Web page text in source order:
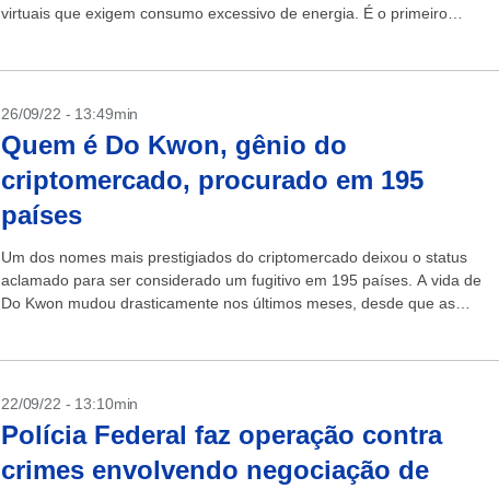
virtuais que exigem consumo excessivo de energia. É o primeiro
26/09/22 - 13:49min
Quem é Do Kwon, gênio do
criptomercado, procurado em 195
países
Um dos nomes mais prestigiados do criptomercado deixou o status
aclamado para ser considerado um fugitivo em 195 países. A vida de
Do Kwon mudou drasticamente nos últimos meses, desde que as
22/09/22 - 13:10min
Polícia Federal faz operação contra
crimes envolvendo negociação de